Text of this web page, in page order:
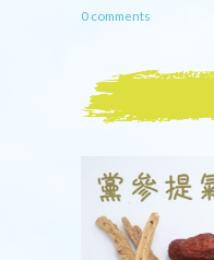
0 comments